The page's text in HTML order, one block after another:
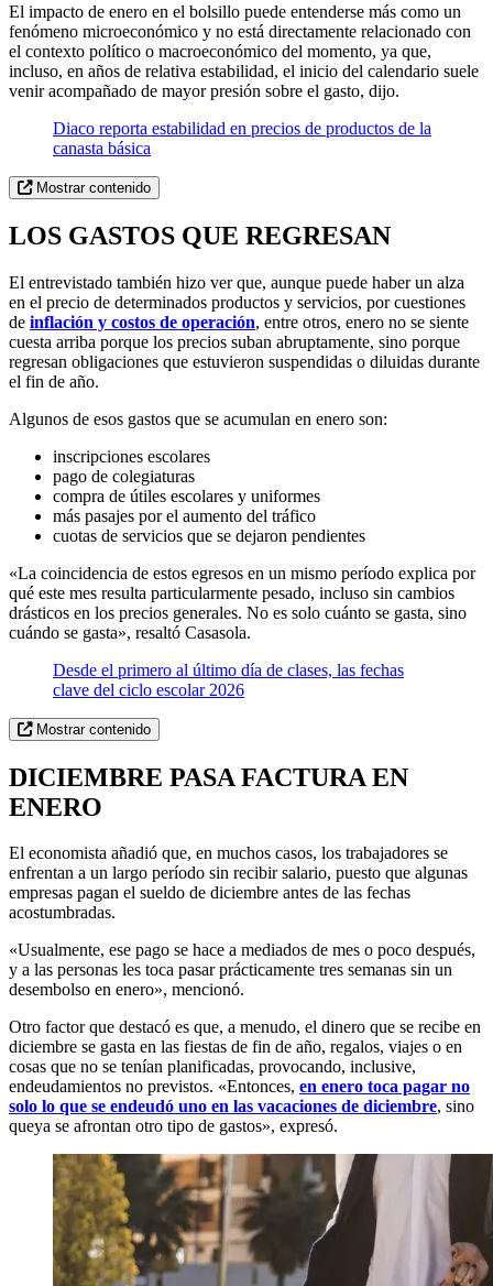
El impacto de enero en el bolsillo puede entenderse más como un
fenómeno microeconómico y no está directamente relacionado con
el contexto político o macroeconómico del momento, ya que,
incluso, en años de relativa estabilidad, el inicio del calendario suele
venir acompañado de mayor presión sobre el gasto, dijo.
Diaco reporta estabilidad en precios de productos de la
canasta básica
Mostrar contenido
LOS GASTOS QUE REGRESAN
El entrevistado también hizo ver que, aunque puede haber un alza
en el precio de determinados productos y servicios, por cuestiones
de inflación y costos de operación, entre otros, enero no se siente
cuesta arriba porque los precios suban abruptamente, sino porque
regresan obligaciones que estuvieron suspendidas o diluidas durante
el fin de año.
Algunos de esos gastos que se acumulan en enero son:
inscripciones escolares
pago de colegiaturas
compra de útiles escolares y uniformes
más pasajes por el aumento del tráfico
cuotas de servicios que se dejaron pendientes
«La coincidencia de estos egresos en un mismo período explica por
qué este mes resulta particularmente pesado, incluso sin cambios
drásticos en los precios generales. No es solo cuánto se gasta, sino
cuándo se gasta», resaltó Casasola.
Desde el primero al último día de clases, las fechas
clave del ciclo escolar 2026
Mostrar contenido
DICIEMBRE PASA FACTURA EN
ENERO
El economista añadió que, en muchos casos, los trabajadores se
enfrentan a un largo período sin recibir salario, puesto que algunas
empresas pagan el sueldo de diciembre antes de las fechas
acostumbradas.
«Usualmente, ese pago se hace a mediados de mes o poco después,
y a las personas les toca pasar prácticamente tres semanas sin un
desembolso en enero», mencionó.
Otro factor que destacó es que, a menudo, el dinero que se recibe en
diciembre se gasta en las fiestas de fin de año, regalos, viajes o en
cosas que no se tenían planificadas, provocando, inclusive,
endeudamientos no previstos. «Entonces, en enero toca pagar no
solo lo que se endeudó uno en las vacaciones de diciembre, sino
queya se afrontan otro tipo de gastos», expresó.